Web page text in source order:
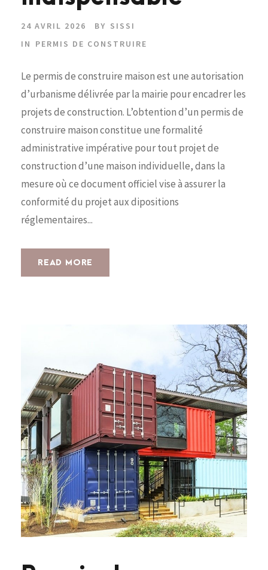
24 AVRIL 2026 BY SISSI
IN
PERMIS DE CONSTRUIRE
Le permis de construire maison est une autorisation
d’urbanisme délivrée par la mairie pour encadrer les
projets de construction. L’obtention d’un permis de
construire maison constitue une formalité
administrative impérative pour tout projet de
construction d’une maison individuelle, dans la
mesure où ce document officiel vise à assurer la
conformité du projet aux dipositions
réglementaires...
READ MORE